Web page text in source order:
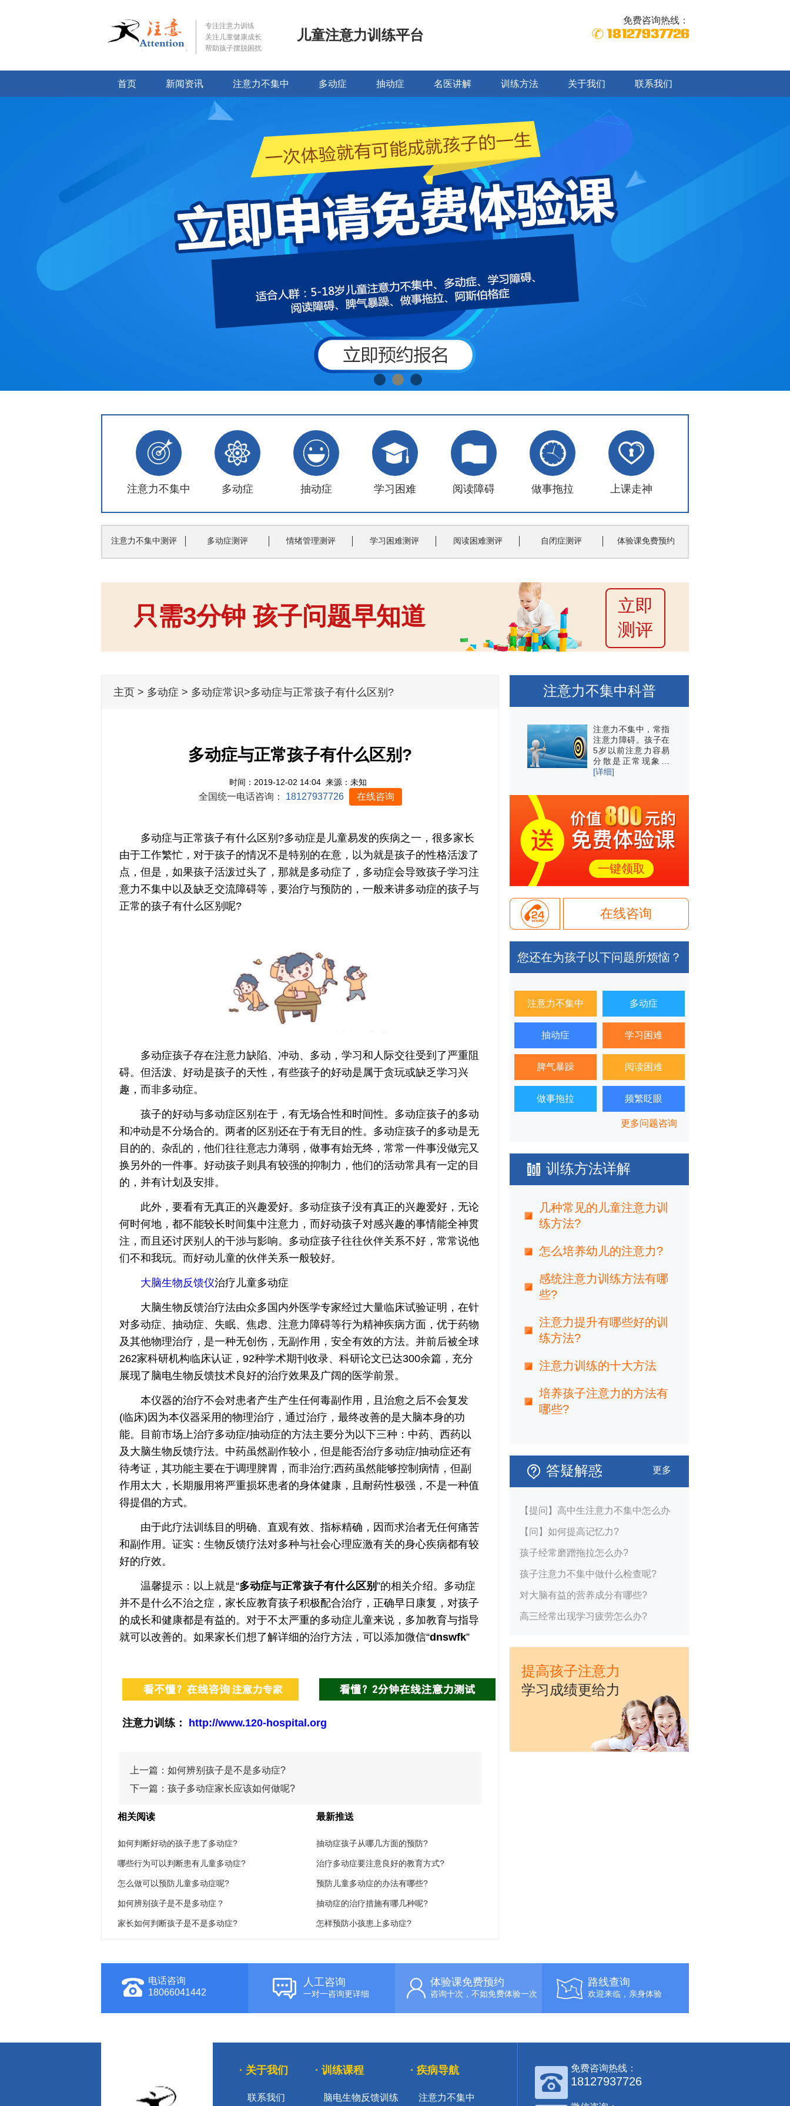
专注注意力训练
关注儿童健康成长
帮助孩子摆脱困扰
儿童注意力训练平台
免费咨询热线：
18127937726
首页 新闻资讯 注意力不集中 多动症 抽动症 名医讲解 训练方法 关于我们 联系我们
注意力不集中 多动症 抽动症 学习困难 阅读障碍 做事拖拉 上课走神
注意力不集中测评 多动症测评 情绪管理测评 学习困难测评 阅读困难测评 自闭症测评 体验课免费预约
只需3分钟 孩子问题早知道
立即
测评
主页 > 多动症 > 多动症常识>多动症与正常孩子有什么区别?
多动症与正常孩子有什么区别?
时间：2019-12-02 14:04 来源：未知
全国统一电话咨询： 18127937726 在线咨询
多动症与正常孩子有什么区别?多动症是儿童易发的疾病之一，很多家长
由于工作繁忙，对于孩子的情况不是特别的在意，以为就是孩子的性格活泼了
点，但是，如果孩子活泼过头了，那就是多动症了，多动症会导致孩子学习注
意力不集中以及缺乏交流障碍等，要治疗与预防的，一般来讲多动症的孩子与
正常的孩子有什么区别呢?
多动症孩子存在注意力缺陷、冲动、多动，学习和人际交往受到了严重阻
碍。但活泼、好动是孩子的天性，有些孩子的好动是属于贪玩或缺乏学习兴
趣，而非多动症。
孩子的好动与多动症区别在于，有无场合性和时间性。多动症孩子的多动
和冲动是不分场合的。两者的区别还在于有无目的性。多动症孩子的多动是无
目的的、杂乱的，他们往往意志力薄弱，做事有始无终，常常一件事没做完又
换另外的一件事。好动孩子则具有较强的抑制力，他们的活动常具有一定的目
的，并有计划及安排。
此外，要看有无真正的兴趣爱好。多动症孩子没有真正的兴趣爱好，无论
何时何地，都不能较长时间集中注意力，而好动孩子对感兴趣的事情能全神贯
注，而且还讨厌别人的干涉与影响。多动症孩子往往伙伴关系不好，常常说他
们不和我玩。而好动儿童的伙伴关系一般较好。
大脑生物反馈仪治疗儿童多动症
大脑生物反馈治疗法由众多国内外医学专家经过大量临床试验证明，在针
对多动症、抽动症、失眠、焦虑、注意力障碍等行为精神疾病方面，优于药物
及其他物理治疗，是一种无创伤，无副作用，安全有效的方法。并前后被全球
262家科研机构临床认证，92种学术期刊收录、科研论文已达300余篇，充分
展现了脑电生物反馈技术良好的治疗效果及广阔的医学前景。
本仪器的治疗不会对患者产生产生任何毒副作用，且治愈之后不会复发
(临床)因为本仪器采用的物理治疗，通过治疗，最终改善的是大脑本身的功
能。目前市场上治疗多动症/抽动症的方法主要分为以下三种：中药、西药以
及大脑生物反馈疗法。中药虽然副作较小，但是能否治疗多动症/抽动症还有
待考证，其功能主要在于调理脾胃，而非治疗;西药虽然能够控制病情，但副
作用太大，长期服用将严重损坏患者的身体健康，且耐药性极强，不是一种值
得提倡的方式。
由于此疗法训练目的明确、直观有效、指标精确，因而求治者无任何痛苦
和副作用。证实：生物反馈疗法对多种与社会心理应激有关的身心疾病都有较
好的疗效。
温馨提示：以上就是“多动症与正常孩子有什么区别”的相关介绍。多动症
并不是什么不治之症，家长应教育孩子积极配合治疗，正确早日康复，对孩子
的成长和健康都是有益的。对于不太严重的多动症儿童来说，多加教育与指导
就可以改善的。如果家长们想了解详细的治疗方法，可以添加微信“dnswfk”
注意力训练： http://www.120-hospital.org
上一篇： 如何辨别孩子是不是多动症?
下一篇： 孩子多动症家长应该如何做呢?
相关阅读
如何判断好动的孩子患了多动症?
哪些行为可以判断患有儿童多动症?
怎么做可以预防儿童多动症呢?
如何辨别孩子是不是多动症？
家长如何判断孩子是不是多动症?
最新推送
抽动症孩子从哪几方面的预防?
治疗多动症要注意良好的教育方式?
预防儿童多动症的办法有哪些?
抽动症的治疗措施有哪几种呢?
怎样预防小孩患上多动症?
注意力不集中科普
注意力不集中，常指
注意力障碍。孩子在
5岁以前注意力容易
分散是正常现象…
[详细]
一键领取
在线咨询
您还在为孩子以下问题所烦恼？
注意力不集中 多动症
抽动症 学习困难
脾气暴躁 阅读困难
做事拖拉 频繁眨眼
更多问题咨询
训练方法详解
几种常见的儿童注意力训
练方法?
怎么培养幼儿的注意力?
感统注意力训练方法有哪
些?
注意力提升有哪些好的训
练方法?
注意力训练的十大方法
培养孩子注意力的方法有
哪些?
答疑解惑 更多
【提问】高中生注意力不集中怎么办
【问】如何提高记忆力?
孩子经常磨蹭拖拉怎么办?
孩子注意力不集中做什么检查呢?
对大脑有益的营养成分有哪些?
高三经常出现学习疲劳怎么办?
提高孩子注意力
学习成绩更给力
电话咨询
18066041442
人工咨询
一对一咨询更详细
体验课免费预约
咨询十次，不如免费体验一次
路线查询
欢迎来临，亲身体验
· 关于我们
联系我们
· 训练课程
脑电生物反馈训练
· 疾病导航
注意力不集中
免费咨询热线：
18127937726